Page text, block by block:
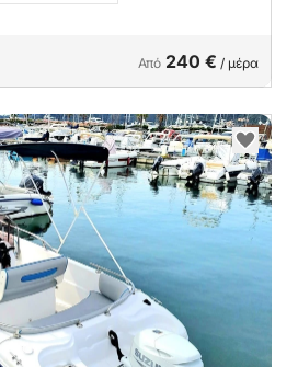
Από 240 € / μέρα